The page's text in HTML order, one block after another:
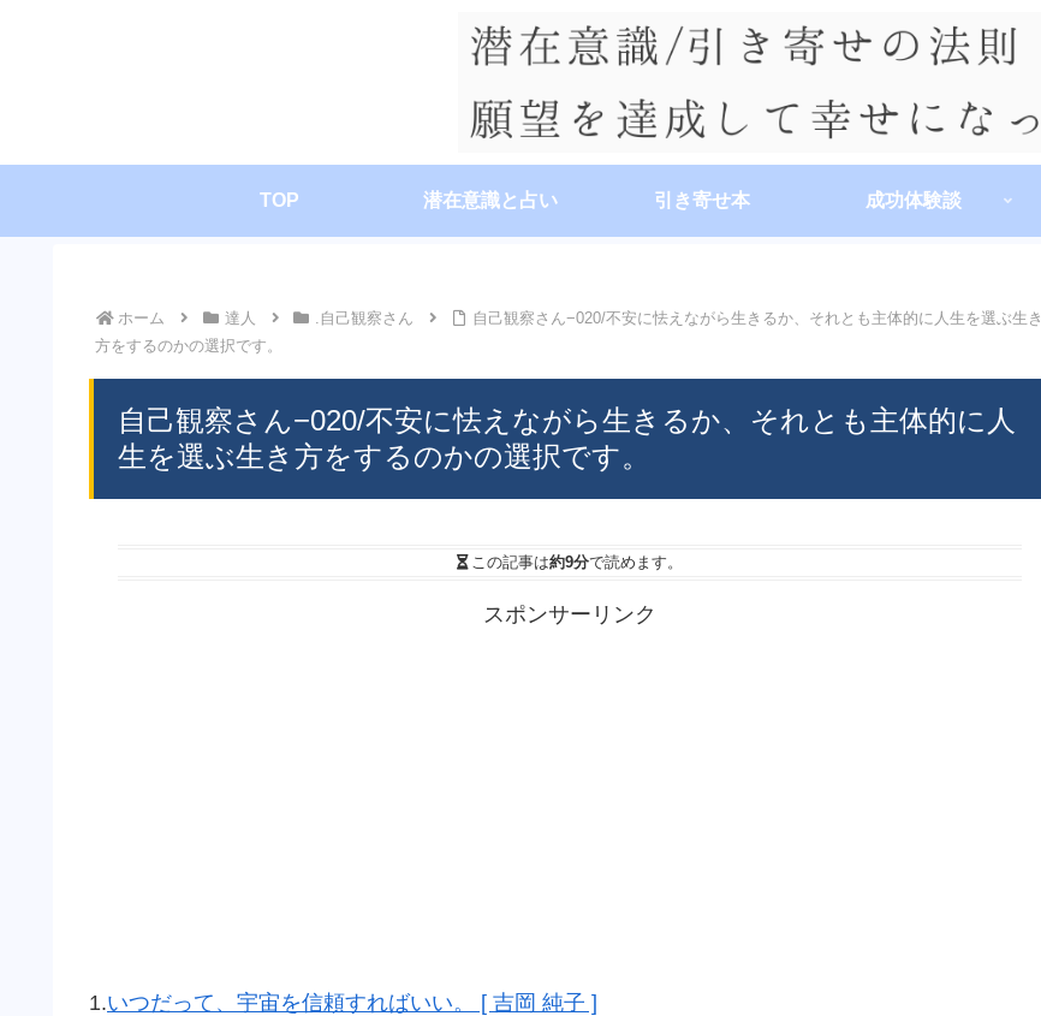
TOP 潜在意識と占い 引き寄せ本 成功体験談
ホーム 達人 .自己観察さん
自己観察さん−020/不安に怯えながら生きるか、それとも主体的に人生を選ぶ生き
方をするのかの選択です。
自己観察さん−020/不安に怯えながら生きるか、それとも主体的に人
生を選ぶ生き方をするのかの選択です。
この記事は約9分で読めます。
スポンサーリンク
1.いつだって、宇宙を信頼すればいい。 [ 吉岡 純子 ]